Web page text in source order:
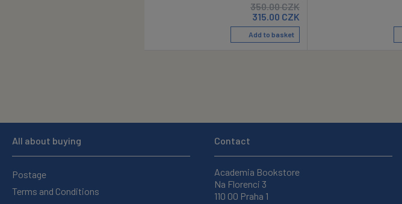
350.00CZK
315.00 CZK
Add to basket
All about buying
Postage
Terms and Conditions
Contact
Academia Bookstore
Na Florenci 3
110 00 Praha 1